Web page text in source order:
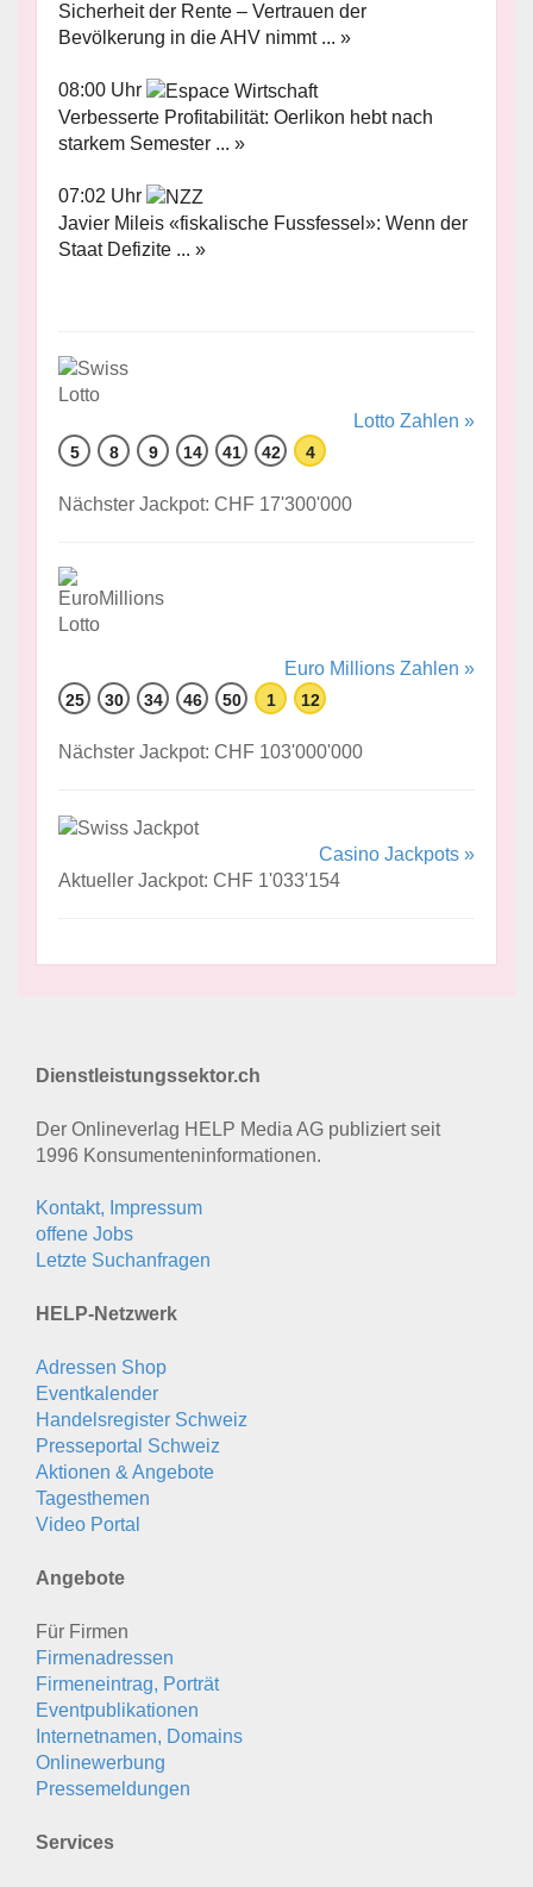
Sicherheit der Rente – Vertrauen der
Bevölkerung in die AHV nimmt ... »
08:00 Uhr
Verbesserte Profitabilität: Oerlikon hebt nach
starkem Semester ... »
07:02 Uhr
Javier Mileis «fiskalische Fussfessel»: Wenn der
Staat Defizite ... »
Lotto Zahlen »
5 8 9 14 41 42 4
Nächster Jackpot: CHF 17'300'000
Euro Millions Zahlen »
25 30 34 46 50 1 12
Nächster Jackpot: CHF 103'000'000
Casino Jackpots »
Aktueller Jackpot: CHF 1'033'154
Dienstleistungssektor.ch
Der Onlineverlag HELP Media AG publiziert seit
1996 Konsumenten­informationen.
Kontakt, Impressum
offene Jobs
Letzte Suchanfragen
HELP-Netzwerk
Adressen Shop
Eventkalender
Handelsregister Schweiz
Presseportal Schweiz
Aktionen & Angebote
Tagesthemen
Video Portal
Angebote
Für Firmen
Firmenadressen
Firmeneintrag, Porträt
Eventpublikationen
Internetnamen, Domains
Onlinewerbung
Pressemeldungen
Services